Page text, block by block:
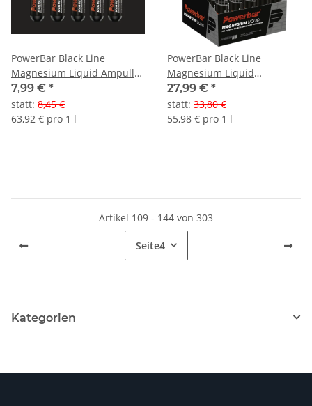
PowerBar Black Line
Magnesium Liquid Ampulle
5er Pack
7,99 € *
statt: 8,45 €
63,92 € pro 1 l
PowerBar Black Line
Magnesium Liquid
Ampullen 20er Box
27,99 € *
statt: 33,80 €
55,98 € pro 1 l
Artikel 109 - 144 von 303
Seite4
Kategorien